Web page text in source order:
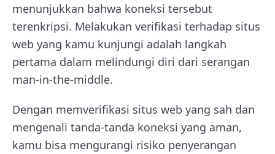
menunjukkan bahwa koneksi tersebut
terenkripsi. Melakukan verifikasi terhadap situs
web yang kamu kunjungi adalah langkah
pertama dalam melindungi diri dari serangan
man-in-the-middle.
Dengan memverifikasi situs web yang sah dan
mengenali tanda-tanda koneksi yang aman,
kamu bisa mengurangi risiko penyerangan